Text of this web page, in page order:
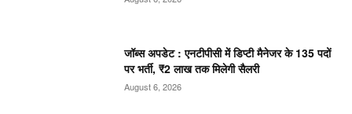
जॉब्स अपडेट : एनटीपीसी में डिप्टी मैनेजर के 135 पदों
पर भर्ती, ₹2 लाख तक मिलेगी सैलरी
August 6, 2026